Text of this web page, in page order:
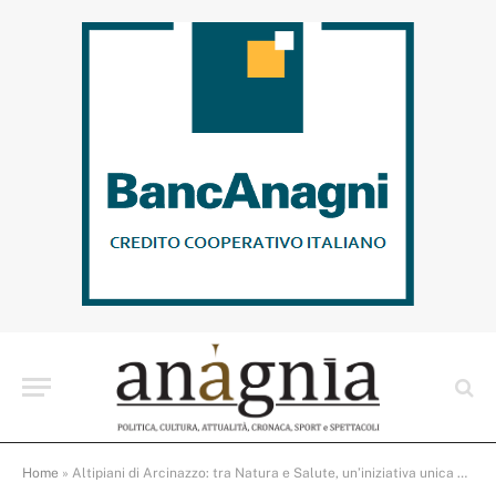
Home » Altipiani di Arcinazzo: tra Natura e Salute, un’iniziativa unica con la Croce Rossa e il Raggruppamento Carabinieri Biodiversità